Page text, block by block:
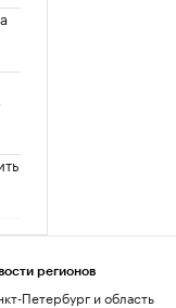
регионов
Петербург и область